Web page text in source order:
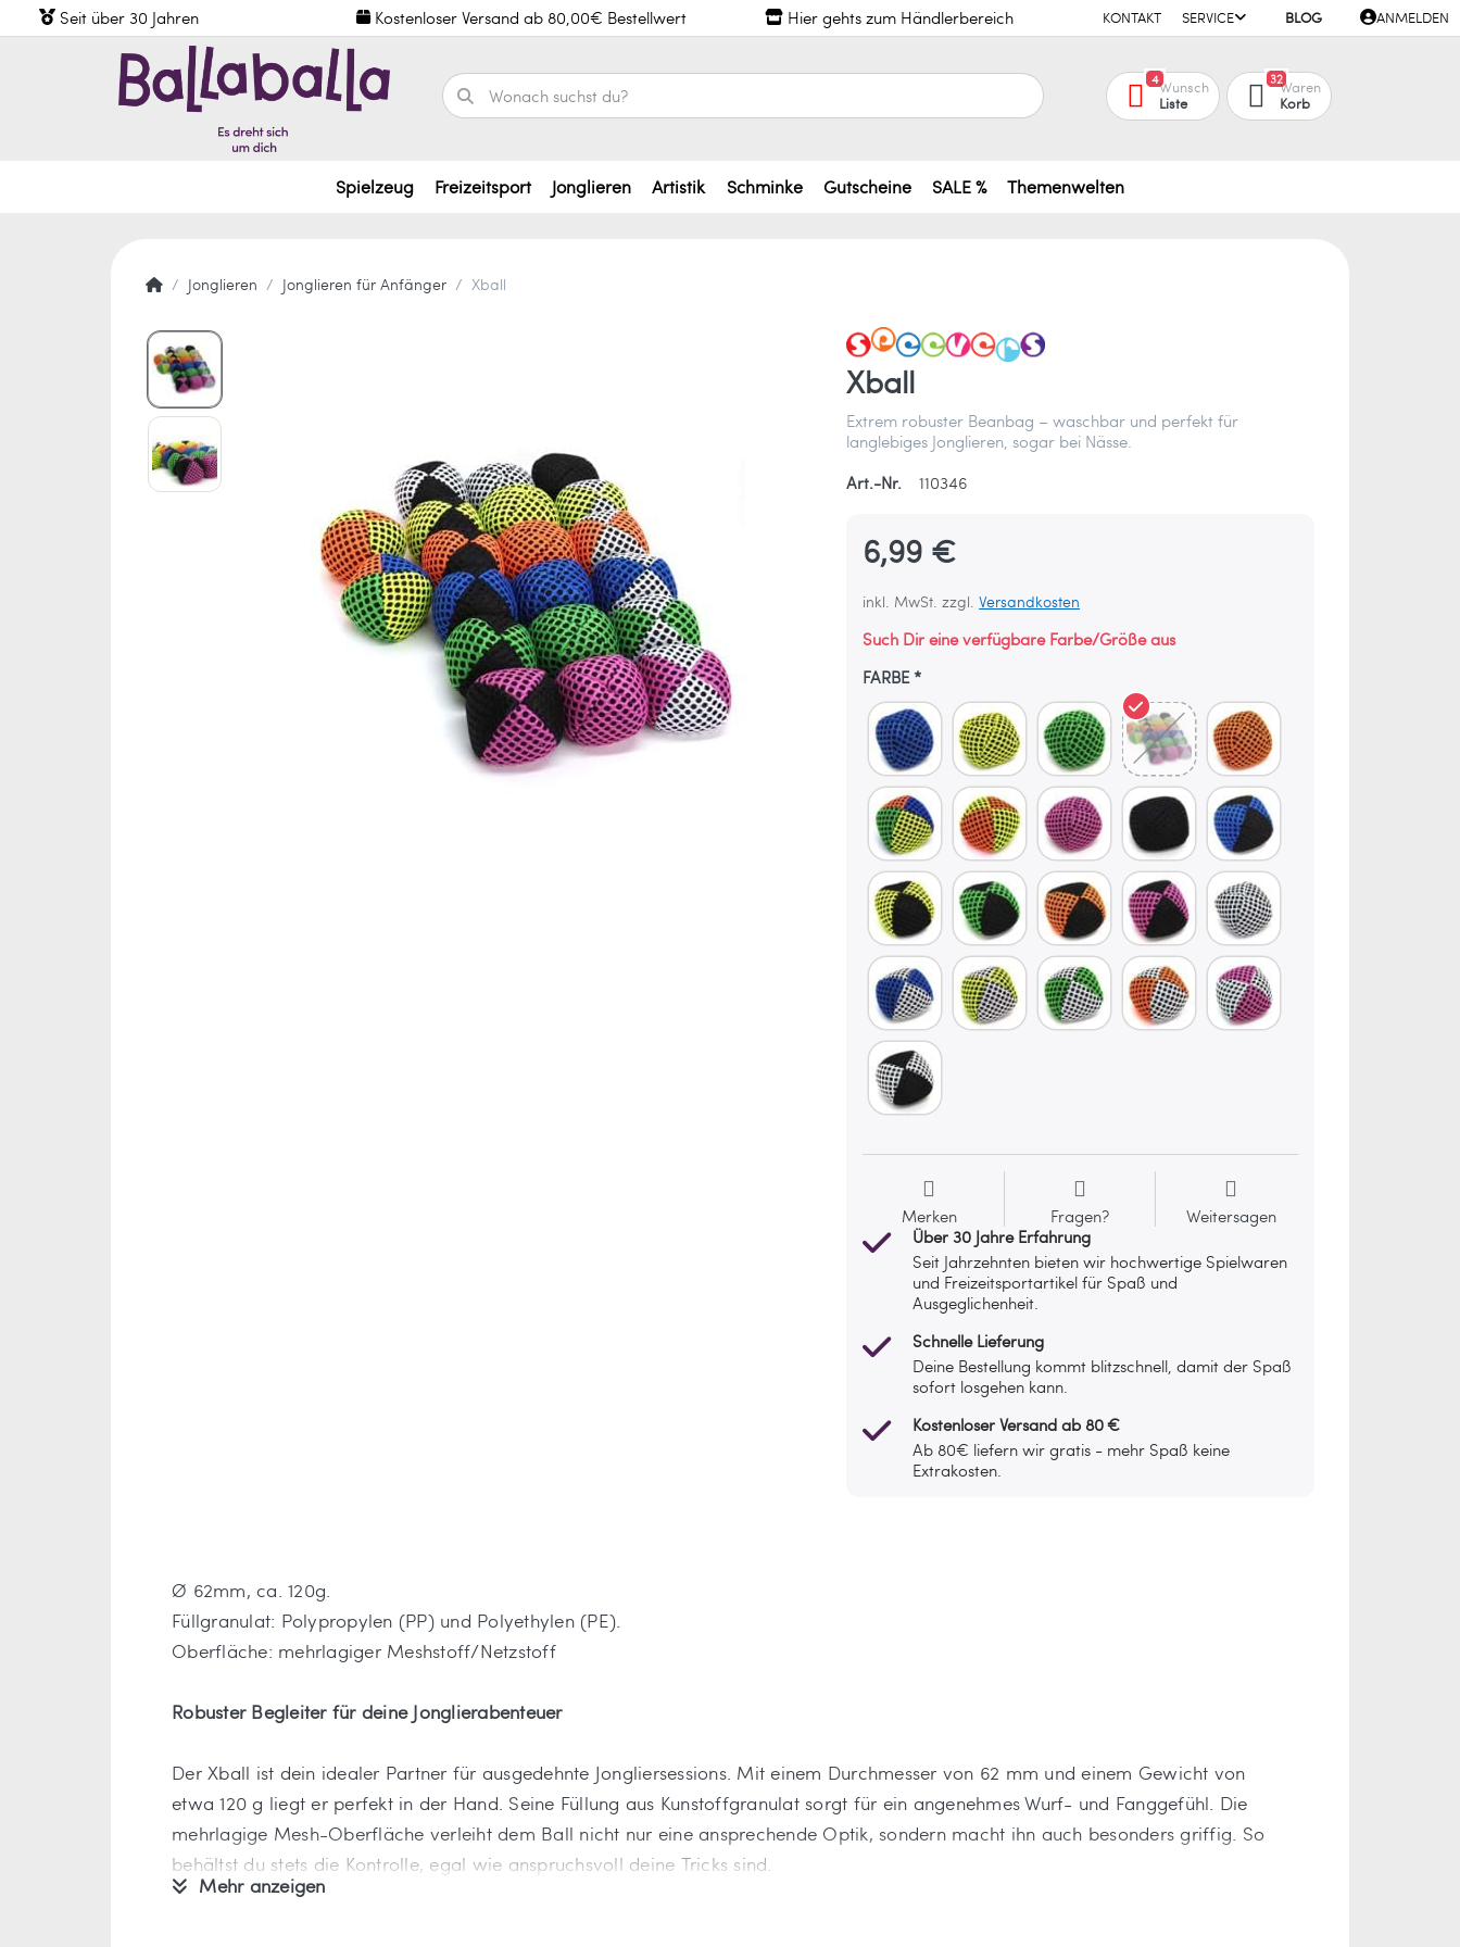
Seit über 30 Jahren Kostenloser Versand ab 80,00€ Bestellwert Hier gehts zum Händlerbereich KONTAKT SERVICE BLOG ANMELDEN
4Wunsch
Liste
32Waren
Korb
Spielzeug Freizeitsport Jonglieren Artistik Schminke Gutscheine SALE % Themenwelten
Jonglieren Jonglieren für Anfänger Xball
Xball
Extrem robuster Beanbag – waschbar und perfekt für
langlebiges Jonglieren, sogar bei Nässe.
Art.-Nr.
110346
6,99 €
inkl. MwSt. zzgl.Versandkosten
Such Dir eine verfügbare Farbe/Größe aus
FARBE
Merken Fragen?
Weitersagen
Über 30 Jahre Erfahrung
Seit Jahrzehnten bieten wir hochwertige Spielwaren
und Freizeitsportartikel für Spaß und
Ausgeglichenheit.
Schnelle Lieferung
Deine Bestellung kommt blitzschnell, damit der Spaß
sofort losgehen kann.
Kostenloser Versand ab 80 €
Ab 80€ liefern wir gratis - mehr Spaß keine
Extrakosten.
Ø 62mm, ca. 120g.
Füllgranulat: Polypropylen (PP) und Polyethylen (PE).
Oberfläche: mehrlagiger Meshstoff/Netzstoff
Robuster Begleiter für deine Jonglierabenteuer
Der Xball ist dein idealer Partner für ausgedehnte Jongliersessions. Mit einem Durchmesser von 62 mm und einem Gewicht von
etwa 120 g liegt er perfekt in der Hand. Seine Füllung aus Kunstoffgranulat sorgt für ein angenehmes Wurf- und Fanggefühl. Die
mehrlagige Mesh-Oberfläche verleiht dem Ball nicht nur eine ansprechende Optik, sondern macht ihn auch besonders griffig. So
behältst du stets die Kontrolle, egal wie anspruchsvoll deine Tricks sind.
Mehr anzeigen